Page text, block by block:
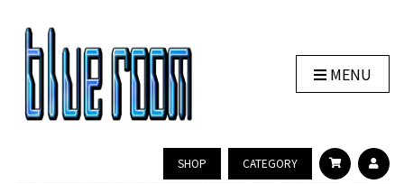
MENU
SHOP CATEGORY